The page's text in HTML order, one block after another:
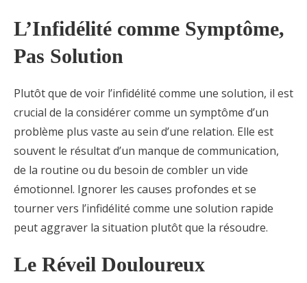
L’Infidélité comme Symptôme,
Pas Solution
Plutôt que de voir l’infidélité comme une solution, il est
crucial de la considérer comme un symptôme d’un
problème plus vaste au sein d’une relation. Elle est
souvent le résultat d’un manque de communication,
de la routine ou du besoin de combler un vide
émotionnel. Ignorer les causes profondes et se
tourner vers l’infidélité comme une solution rapide
peut aggraver la situation plutôt que la résoudre.
Le Réveil Douloureux